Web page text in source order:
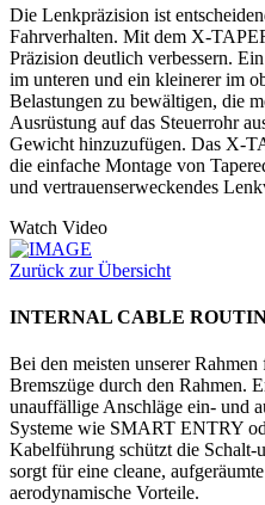
Die Lenkpräzision ist
Fahrverhalten. Mit dem X-
Präzision deutlich verbessern.
im unteren und ein kleinerer im
Belastungen zu bewältigen, die
Ausrüstung auf das Steuerrohr
Gewicht hinzuzufügen. Das X-
die einfache Montage von
und vertrauenserweckendes
Watch Video
Zurück zur Übersicht
INTERNAL CABLE
Bei den meisten unserer
Bremszüge durch den Rahmen.
unauffällige Anschläge ein- und
Systeme wie SMART ENTRY
Kabelführung schützt die Schalt-
sorgt für eine cleane,
aerodynamische Vorteile.